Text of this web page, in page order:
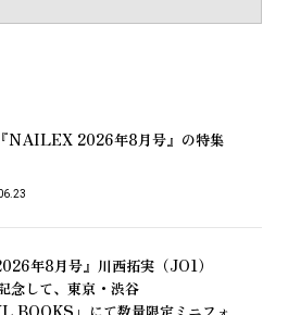
『NAILEX 2026年8月号 』 の特集
年8月号』 川西拓実 （JO1）
念して、 東京 ・ 渋谷